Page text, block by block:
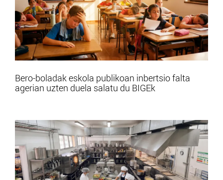
Bero-boladak eskola publikoan inbertsio falta
agerian uzten duela salatu du BIGEk